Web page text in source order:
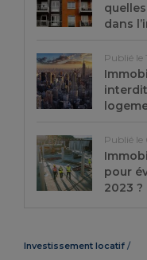
Investissement locatif
dans
Publié le
Publié
pour
2023 ?